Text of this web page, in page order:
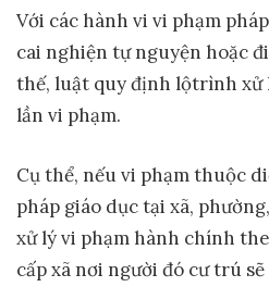
Với các hành vi vi phạm
cai nghiện tự nguyện hoặc
thế, luật quy định lộtrình xử
lần vi phạm.
Cụ thể, nếu vi phạm thuộc
pháp giáo dục tại xã,
xử lý vi phạm hành chính
cấp xã nơi người đó cư trú